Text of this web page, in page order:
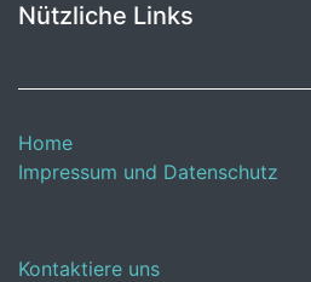
Nützliche Links
Home
Impressum und Datenschutz
Kontaktiere uns